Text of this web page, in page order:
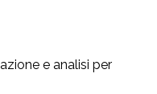
e analisi per